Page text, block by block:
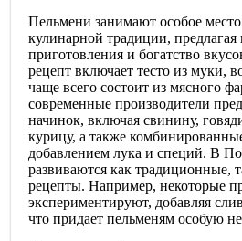
Пельмени занимают особое место
кулинарной традиции, предлагая
приготовления и богатство
рецепт включает тесто из муки,
чаще всего состоит из мясного
современные производители
начинок, включая свинину,
курицу, а также
добавлением лука и специй. В
развиваются как традиционные,
рецепты. Например, некоторые
экспериментируют, добавляя
что придает пельменям особую